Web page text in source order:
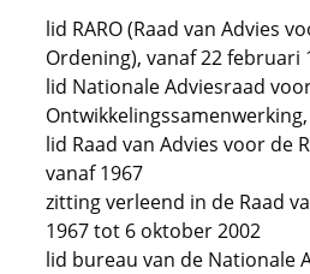
lid RARO (Raad van Advies
Ordening), vanaf 22 februari
lid Nationale Adviesraad
lid Raad van Advies voor de
vanaf 1967
zitting verleend in de Raad
1967 tot 6 oktober 2002
lid bureau van de Nationale